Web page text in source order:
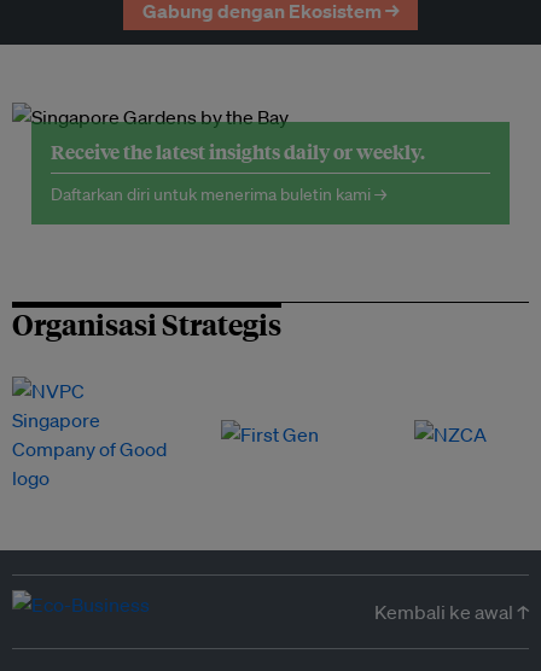
Gabung dengan Ekosistem →
Receive the latest insights daily or weekly.
Daftarkan diri untuk menerima buletin kami →
Organisasi Strategis
Kembali ke awal ↑